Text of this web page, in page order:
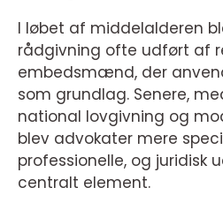
I løbet af middelalderen
rådgivning ofte udført af
embedsmænd, der
som grundlag. Senere,
national lovgivning og
blev advokater mere
professionelle, og juridisk
centralt element.